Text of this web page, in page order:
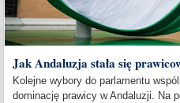
Jak Andaluzja stała się
Kolejne wybory do parlamentu
dominację prawicy w Andaluzji. Na